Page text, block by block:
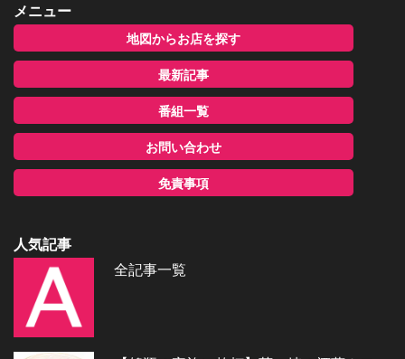
メニュー
地図からお店を探す
最新記事
番組一覧
お問い合わせ
免責事項
人気記事
全記事一覧